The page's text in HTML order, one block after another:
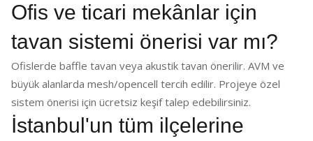
Ofis ve ticari mekânlar için
tavan sistemi önerisi var mı?
Ofislerde baffle tavan veya akustik tavan önerilir. AVM ve
büyük alanlarda mesh/opencell tercih edilir. Projeye özel
sistem önerisi için ücretsiz keşif talep edebilirsiniz.
İstanbul'un tüm ilçelerine